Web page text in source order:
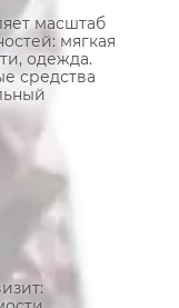
масштаб
мягкая
одежда.
средства